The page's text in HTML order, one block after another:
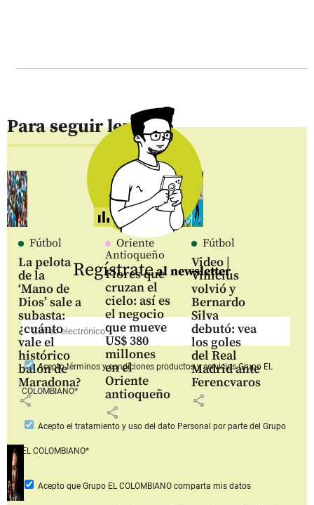
Para seguir leyendo
Fútbol
La pelota
de la
‘Mano de
Dios’ sale a
subasta:
¿cuánto
vale el
histórico
balón de
Maradona?
share
Oriente
Antioqueño
Flores que
cruzan el
cielo: así es
el negocio
que mueve
US$ 380
millones
en el
Oriente
antioqueño
share
Fútbol
Video |
Vinícius
volvió y
Bernardo
Silva
debutó: vea
los goles
del Real
Madrid ante
Ferencvaros
share
Regístrateal newsletter
Aceptotérminos y condiciones productos y serviciosGrupo EL
COLOMBIANO*
Acepto el tratamiento y uso del dato Personal por parte del Grupo
EL COLOMBIANO*
Acepto que Grupo EL COLOMBIANOcomparta mis datos